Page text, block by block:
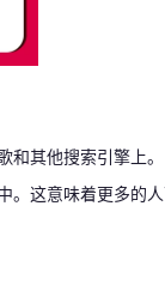
其他搜索引擎上。
。这意味着更多的